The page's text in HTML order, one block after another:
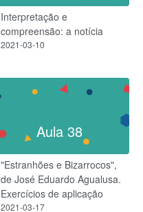
Interpretação e
compreensão: a notícia
2021-03-10
Aula 38
"Estranhões e Bizarrocos",
de José Eduardo Agualusa.
Exercícios de aplicação
2021-03-17